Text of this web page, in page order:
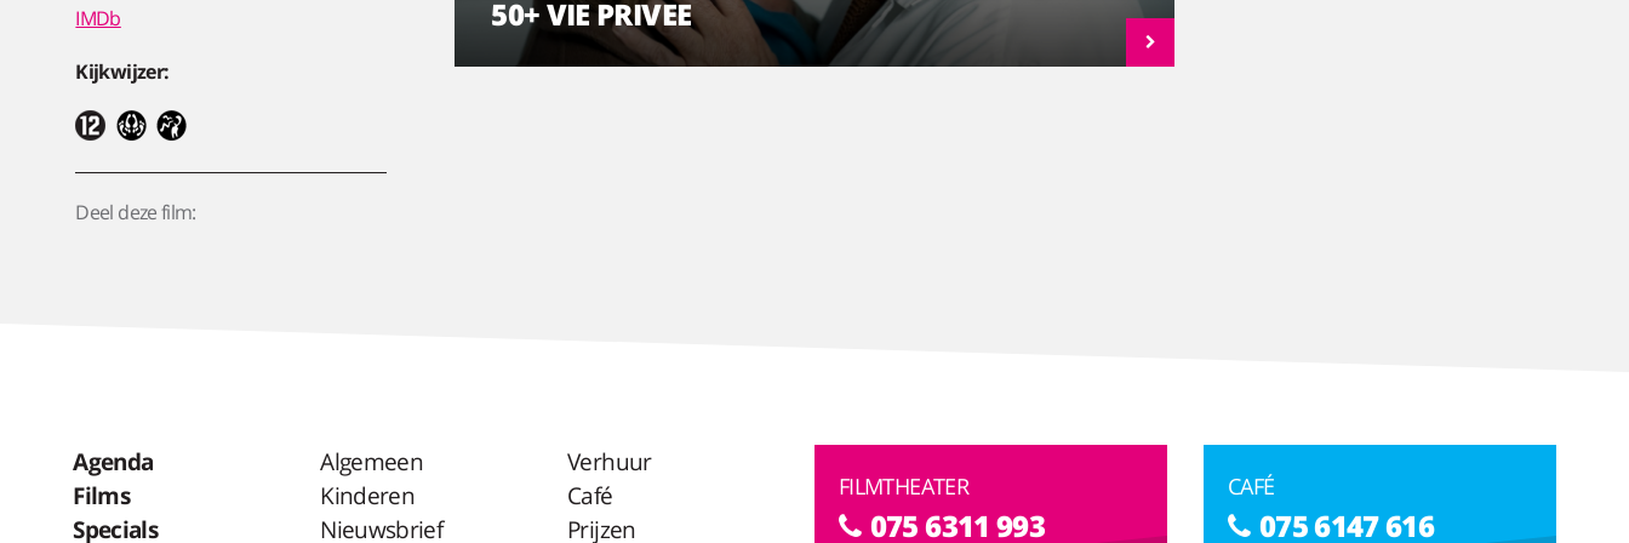
IMDb
Kijkwijzer:
Deel deze film:
50+ VIE PRIVEE
Agenda
Films
Specials
Algemeen
Verhuur
Kinderen
Café
Nieuwsbrief
Prijzen
FILMTHEATER
075 6311 993
CAFÉ
075 6147 616